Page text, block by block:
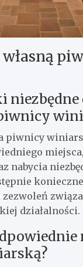
własną
niezbędne
piwnicy
nabycia
działalności.